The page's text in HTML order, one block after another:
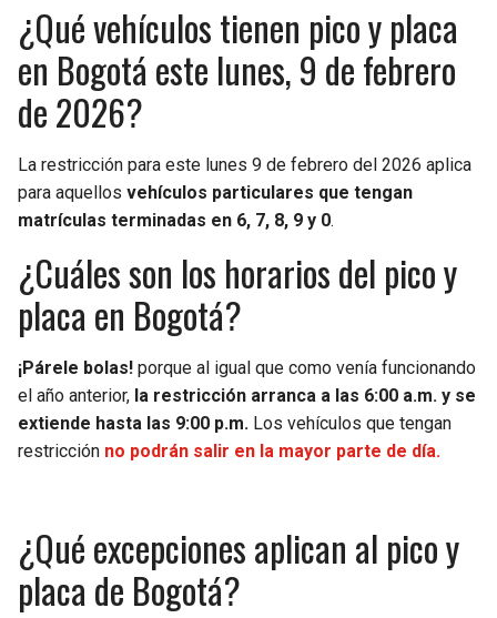
¿Qué vehículos tienen pico y placa
en Bogotá este lunes, 9 de febrero
de 2026?
La restricción para este lunes 9 de febrero del 2026 aplica
para aquellos vehículos particulares que tengan
matrículas terminadas en 6, 7, 8, 9 y 0.
¿Cuáles son los horarios del pico y
placa en Bogotá?
¡Párele bolas! porque al igual que como venía funcionando
el año anterior, la restricción arranca a las 6:00 a.m. y se
extiende hasta las 9:00 p.m. Los vehículos que tengan
restricción no podrán salir en la mayor parte de día.
¿Qué excepciones aplican al pico y
placa de Bogotá?